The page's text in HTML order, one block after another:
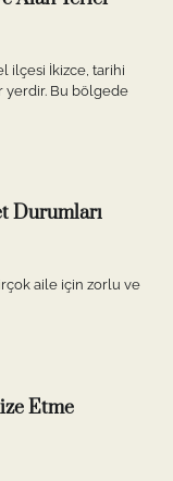
ilçesi İkizce, tarihi
Bu bölgede
Durumları
aile için zorlu ve
Etme